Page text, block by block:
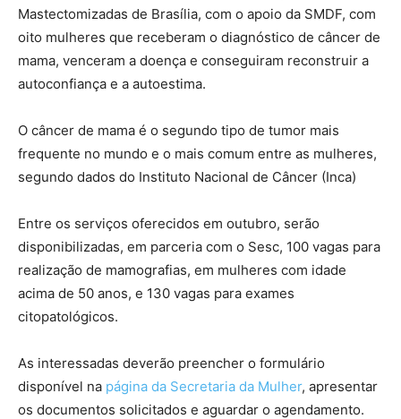
Mastectomizadas de Brasília, com o apoio da SMDF, com
oito mulheres que receberam o diagnóstico de câncer de
mama, venceram a doença e conseguiram reconstruir a
autoconfiança e a autoestima.
O câncer de mama é o segundo tipo de tumor mais
frequente no mundo e o mais comum entre as mulheres,
segundo dados do Instituto Nacional de Câncer (Inca)
Entre os serviços oferecidos em outubro, serão
disponibilizadas, em parceria com o Sesc, 100 vagas para
realização de mamografias, em mulheres com idade
acima de 50 anos, e 130 vagas para exames
citopatológicos.
As interessadas deverão preencher o formulário
disponível na página da Secretaria da Mulher, apresentar
os documentos solicitados e aguardar o agendamento.